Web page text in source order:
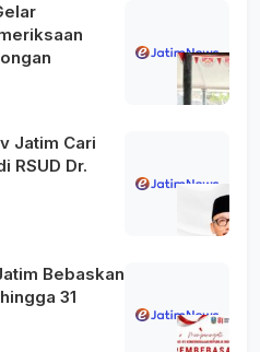
Jatim Cari
RSUD Dr.
Bebaskan
31